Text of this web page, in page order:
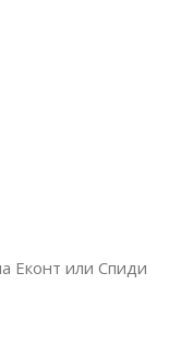
Еконт или Спиди